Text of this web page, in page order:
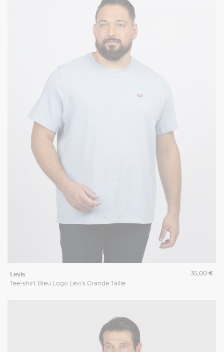
levis
Tee-shirt Bleu Logo Levi's Grande Taille
35,00 €